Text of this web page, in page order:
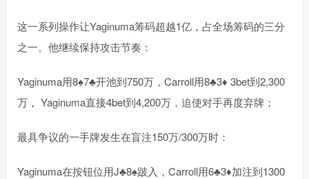
这一系列操作让Yaginuma筹码超越1亿，占全场筹码的三分
之一。他继续保持攻击节奏：
Yaginuma用8♠7♣开池到750万，Carroll用8♣3♦ 3bet到2,300
万， Yaginuma直接4bet到4,200万，迫使对手再度弃牌；
最具争议的一手牌发生在盲注150万/300万时：
Yaginuma在按钮位用J♣8♠跛入，Carroll用6♣3♦加注到1300